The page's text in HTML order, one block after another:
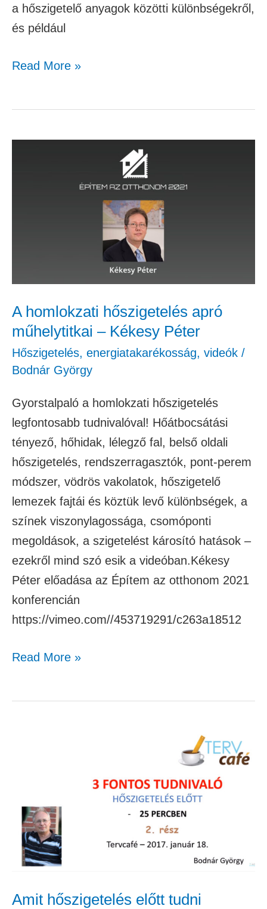
a hőszigetelő anyagok közötti különbségekről,
és például
Read More »
A homlokzati hőszigetelés apró
műhelytitkai – Kékesy Péter
Hőszigetelés, energiatakarékosság, videók /
Bodnár György
Gyorstalpaló a homlokzati hőszigetelés
legfontosabb tudnivalóval! Hőátbocsátási
tényező, hőhidak, lélegző fal, belső oldali
hőszigetelés, rendszerragasztók, pont-perem
módszer, vödrös vakolatok, hőszigetelő
lemezek fajtái és köztük levő különbségek, a
színek viszonylagossága, csomóponti
megoldások, a szigetelést károsító hatások –
ezekről mind szó esik a videóban.Kékesy
Péter előadása az Építem az otthonom 2021
konferencián
https://vimeo.com//453719291/c263a18512
Péter
Read More »
Amit hőszigetelés előtt tudni
érdemes
(2.
rész)